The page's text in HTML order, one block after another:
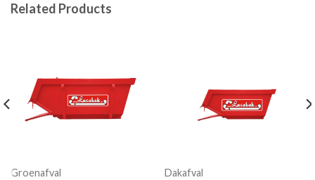
Related Products
Groenafval Dakafval